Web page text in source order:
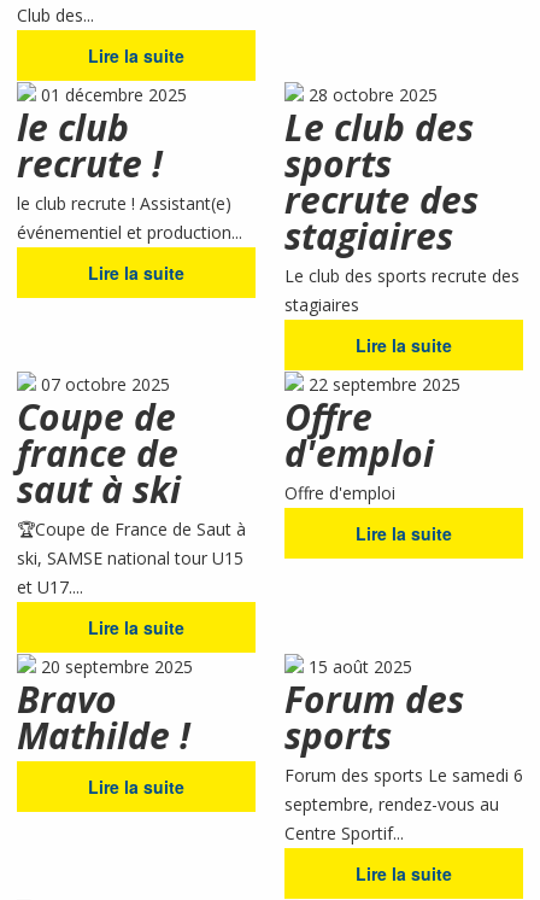
Club des...
Lire la suite
01 décembre 2025
le club
recrute !
le club recrute ! Assistant(e)
événementiel et production...
Lire la suite
28 octobre 2025
Le club des
sports
recrute des
stagiaires
Le club des sports recrute des
stagiaires
Lire la suite
07 octobre 2025
Coupe de
france de
saut à ski
🏆Coupe de France de Saut à
ski, SAMSE national tour U15
et U17....
Lire la suite
22 septembre 2025
Offre
d'emploi
Offre d'emploi
Lire la suite
20 septembre 2025
Bravo
Mathilde !
Lire la suite
15 août 2025
Forum des
sports
Forum des sports Le samedi 6
septembre, rendez-vous au
Centre Sportif...
Lire la suite